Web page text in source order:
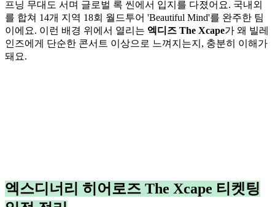
프닝 무대도 서며 글로벌 록 씬에서 입지를 다졌어요. 국내외
를 합쳐 14개 지역 18회 월드투어 'Beautiful Mind'를 완주한 팀
이에요. 이런 배경 위에서 열리는 엑디즈 The Xcape가 왜 빌레
인즈에게 단순한 콘서트 이상으로 느껴지는지, 충분히 이해가
돼요.
엑스디너리 히어로즈 The Xcape 티켓팅